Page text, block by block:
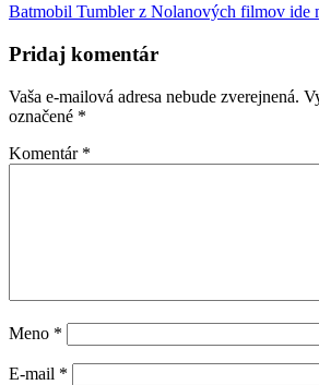
Batmobil Tumbler z Nolanových filmov ide
Pridaj komentár
Vaša e-mailová adresa nebude zverejnená.
označené *
Komentár *
Meno *
E-mail *